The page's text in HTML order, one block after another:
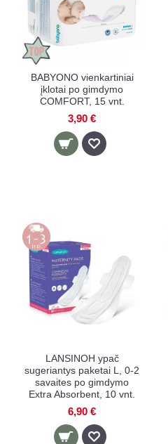
BABYONO vienkartiniai
įklotai po gimdymo
COMFORT, 15 vnt.
3,90 €
LANSINOH ypač
sugeriantys paketai L, 0-2
savaites po gimdymo
Extra Absorbent, 10 vnt.
6,90 €